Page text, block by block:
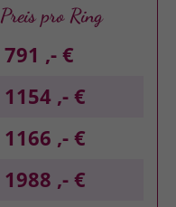
Preis pro Ring
791 ,- €
1154 ,- €
1166 ,- €
1988 ,- €